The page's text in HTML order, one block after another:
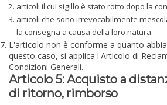
articoli il cui sigillo è stato rotto dopo la
articoli che sono irrevocabilmente
la consegna a causa della loro natura.
L'articolo non è conforme a quanto
questo caso, si applica l'Articolo di
Condizioni Generali.
Articolo 5: Acquisto a
di ritorno, rimborso